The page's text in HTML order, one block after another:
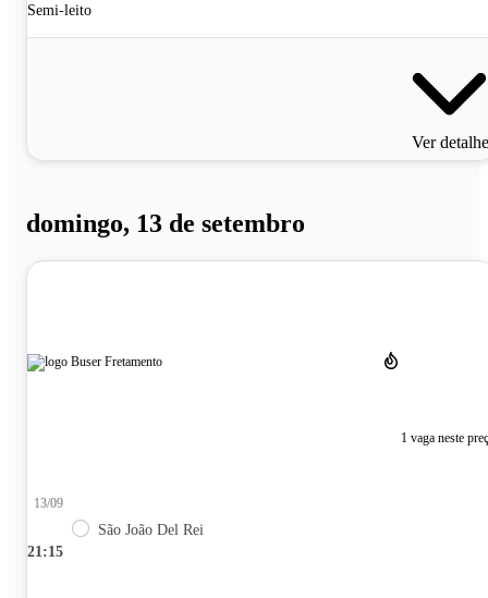
Semi-leito
Ver
domingo, 13 de setembro
1 vaga neste
21:15
13/09
São João Del Rei